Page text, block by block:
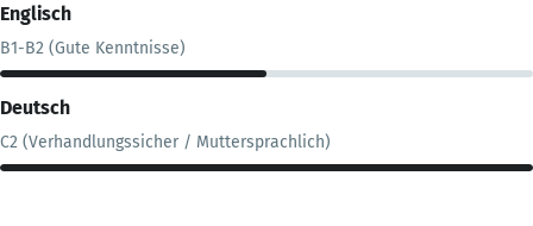
Englisch
B1-B2 (Gute Kenntnisse)
Deutsch
C2 (Verhandlungssicher / Muttersprachlich)